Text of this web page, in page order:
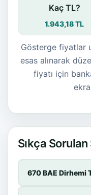
Kaç TL?
1.943,18 TL
Gösterge fiyatlar
esas alınarak
fiyatı için
Sıkça
670 BAE Dirhemi